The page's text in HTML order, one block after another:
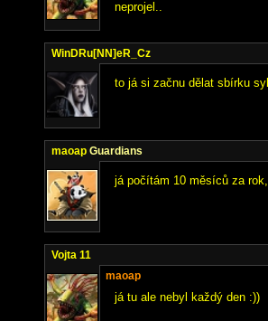
neprojel..
WinDRu[NN]eR_Cz
to já si začnu dělat sbírku
maoap Guardians
já počítám 10 měsíců za
Vojta 11
maoap
já tu ale nebyl každý den :))